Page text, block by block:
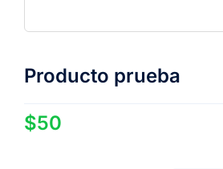
Producto prueba
$50